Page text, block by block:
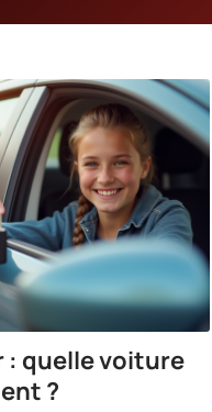
: quelle voiture
?